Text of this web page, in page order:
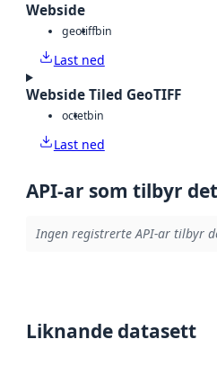
Webside
geotiffbin
Last ned
Webside Tiled GeoTIFF
octetbin
Last ned
API-ar som tilbyr
Ingen registrerte API-ar tilbyr
Liknande datasett